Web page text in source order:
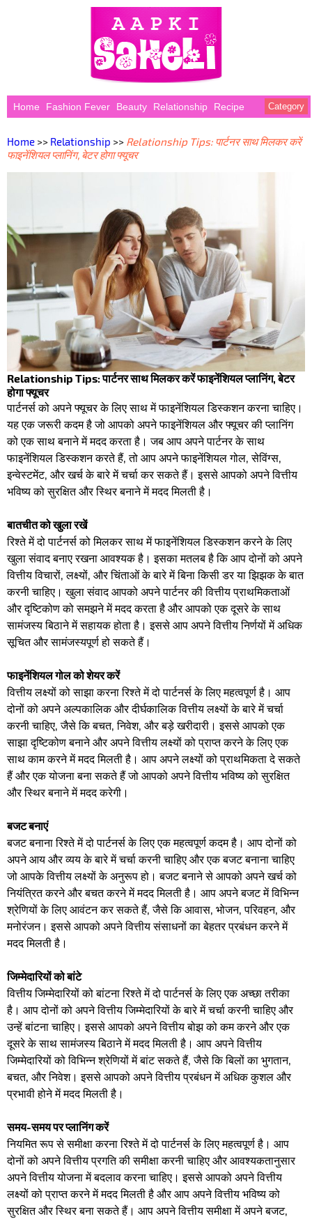
Home Fashion Fever Beauty Relationship Recipe Category
Home >> Relationship >> Relationship Tips: पार्टनर साथ मिलकर करें
फाइनेंशियल प्लानिंग, बेटर होगा फ्यूचर
Relationship Tips: पार्टनर साथ मिलकर करें फाइनेंशियल प्लानिंग, बेटर
होगा फ्यूचर
पार्टनर्स को अपने फ्यूचर के लिए साथ में फाइनेंशियल डिस्कशन करना चाहिए।
यह एक जरूरी कदम है जो आपको अपने फाइनेंशियल और फ्यूचर की प्लानिंग
को एक साथ बनाने में मदद करता है। जब आप अपने पार्टनर के साथ
फाइनेंशियल डिस्कशन करते हैं, तो आप अपने फाइनेंशियल गोल, सेविंग्स,
इन्वेस्टमेंट, और खर्च के बारे में चर्चा कर सकते हैं। इससे आपको अपने वित्तीय
भविष्य को सुरक्षित और स्थिर बनाने में मदद मिलती है।
बातचीत को खुला रखें
रिश्ते में दो पार्टनर्स को मिलकर साथ में फाइनेंशियल डिस्कशन करने के लिए
खुला संवाद बनाए रखना आवश्यक है। इसका मतलब है कि आप दोनों को अपने
वित्तीय विचारों, लक्ष्यों, और चिंताओं के बारे में बिना किसी डर या झिझक के बात
करनी चाहिए। खुला संवाद आपको अपने पार्टनर की वित्तीय प्राथमिकताओं
और दृष्टिकोण को समझने में मदद करता है और आपको एक दूसरे के साथ
सामंजस्य बिठाने में सहायक होता है। इससे आप अपने वित्तीय निर्णयों में अधिक
सूचित और सामंजस्यपूर्ण हो सकते हैं।
फाइनेंशियल गोल को शेयर करें
वित्तीय लक्ष्यों को साझा करना रिश्ते में दो पार्टनर्स के लिए महत्वपूर्ण है। आप
दोनों को अपने अल्पकालिक और दीर्घकालिक वित्तीय लक्ष्यों के बारे में चर्चा
करनी चाहिए, जैसे कि बचत, निवेश, और बड़े खरीदारी। इससे आपको एक
साझा दृष्टिकोण बनाने और अपने वित्तीय लक्ष्यों को प्राप्त करने के लिए एक
साथ काम करने में मदद मिलती है। आप अपने लक्ष्यों को प्राथमिकता दे सकते
हैं और एक योजना बना सकते हैं जो आपको अपने वित्तीय भविष्य को सुरक्षित
और स्थिर बनाने में मदद करेगी।
बजट बनाएं
बजट बनाना रिश्ते में दो पार्टनर्स के लिए एक महत्वपूर्ण कदम है। आप दोनों को
अपने आय और व्यय के बारे में चर्चा करनी चाहिए और एक बजट बनाना चाहिए
जो आपके वित्तीय लक्ष्यों के अनुरूप हो। बजट बनाने से आपको अपने खर्च को
नियंत्रित करने और बचत करने में मदद मिलती है। आप अपने बजट में विभिन्न
श्रेणियों के लिए आवंटन कर सकते हैं, जैसे कि आवास, भोजन, परिवहन, और
मनोरंजन। इससे आपको अपने वित्तीय संसाधनों का बेहतर प्रबंधन करने में
मदद मिलती है।
जिम्मेदारियों को बांटे
वित्तीय जिम्मेदारियों को बांटना रिश्ते में दो पार्टनर्स के लिए एक अच्छा तरीका
है। आप दोनों को अपने वित्तीय जिम्मेदारियों के बारे में चर्चा करनी चाहिए और
उन्हें बांटना चाहिए। इससे आपको अपने वित्तीय बोझ को कम करने और एक
दूसरे के साथ सामंजस्य बिठाने में मदद मिलती है। आप अपने वित्तीय
जिम्मेदारियों को विभिन्न श्रेणियों में बांट सकते हैं, जैसे कि बिलों का भुगतान,
बचत, और निवेश। इससे आपको अपने वित्तीय प्रबंधन में अधिक कुशल और
प्रभावी होने में मदद मिलती है।
समय-समय पर प्लानिंग करें
नियमित रूप से समीक्षा करना रिश्ते में दो पार्टनर्स के लिए महत्वपूर्ण है। आप
दोनों को अपने वित्तीय प्रगति की समीक्षा करनी चाहिए और आवश्यकतानुसार
अपने वित्तीय योजना में बदलाव करना चाहिए। इससे आपको अपने वित्तीय
लक्ष्यों को प्राप्त करने में मदद मिलती है और आप अपने वित्तीय भविष्य को
सुरक्षित और स्थिर बना सकते हैं। आप अपने वित्तीय समीक्षा में अपने बजट,